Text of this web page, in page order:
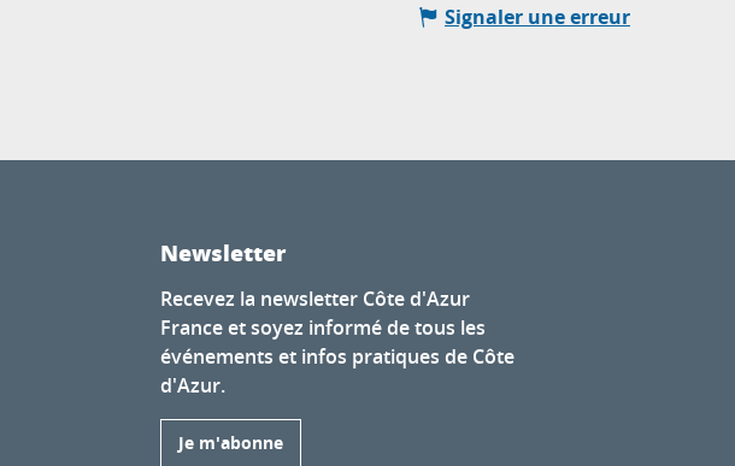
Signaler une erreur
Newsletter
Recevez la newsletter Côte d'Azur
France et soyez informé de tous les
événements et infos pratiques de Côte
d'Azur.
Je m'abonne